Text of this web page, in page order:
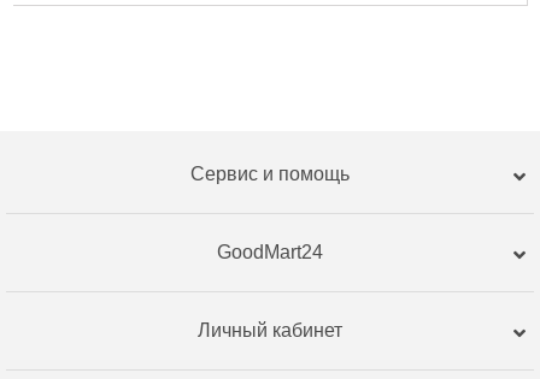
Сервис и помощь
GoodMart24
Личный кабинет